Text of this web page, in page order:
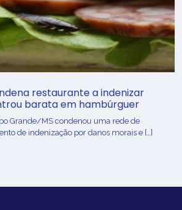
restaurante a indenizar
barata em hambúrguer
Grande/MS condenou uma rede de
de indenização por danos morais e […]